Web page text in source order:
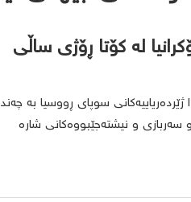
لە کۆتا ڕۆژی ساڵی
جیهانی ئیسلام؛ لە کۆتا ڕۆژی ساڵی ٢٠٢٢دا ژێردەریاییەکانی سوپای ڕووسیا بە چەند
و نیشتەجێبووەکانی شارە